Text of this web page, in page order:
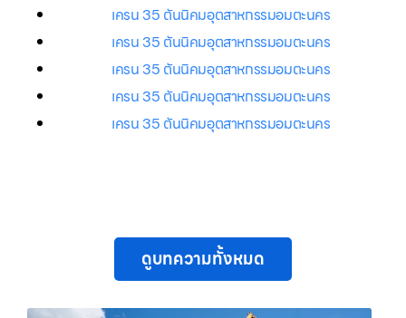
เครน 35 ตันนิคมอุตสาหกรรมอมตะนคร
เครน 35 ตันนิคมอุตสาหกรรมอมตะนคร
เครน 35 ตันนิคมอุตสาหกรรมอมตะนคร
เครน 35 ตันนิคมอุตสาหกรรมอมตะนคร
เครน 35 ตันนิคมอุตสาหกรรมอมตะนคร
ดูบทความทั้งหมด